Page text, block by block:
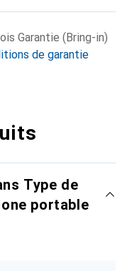
Garantie (Bring-in)
de garantie
Type de
portable